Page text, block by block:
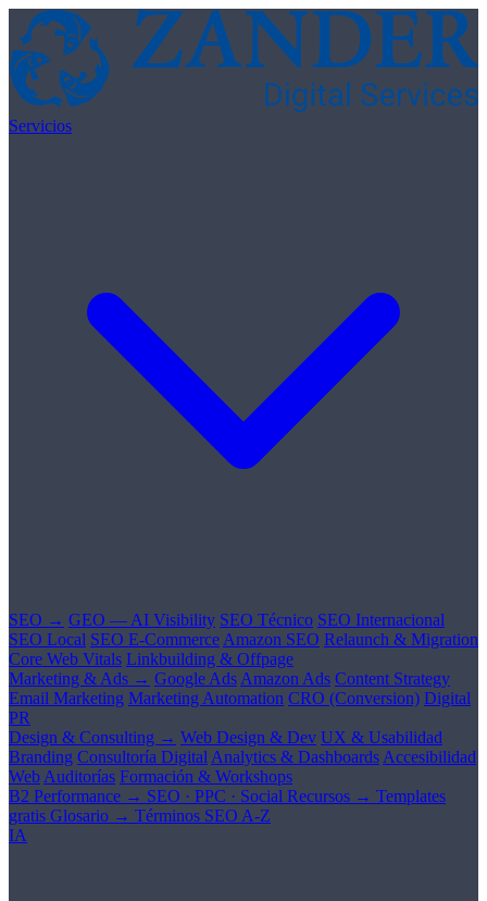
Skip to content
Servicios
SEO → GEO — AI Visibility SEO Técnico SEO Internacional
SEO Local SEO E-Commerce Amazon SEO Relaunch & Migration
Core Web Vitals Linkbuilding & Offpage
Marketing & Ads → Google Ads Amazon Ads Content Strategy
Email Marketing Marketing Automation CRO (Conversion) Digital
PR
Design & Consulting → Web Design & Dev UX & Usabilidad
Branding Consultoría Digital Analytics & Dashboards Accesibilidad
Web Auditorías Formación & Workshops
B2 Performance → SEO · PPC · Social Recursos → Templates
gratis Glosario → Términos SEO A-Z
IA